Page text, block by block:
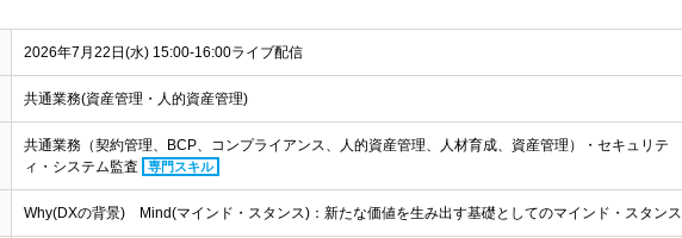
2026年7月22日(水) 15:00-16:00ライブ配信
共通業務(資産管理・人的資産管理)
共通業務（契約管理、BCP、コンプライアンス、人的資産管理、人材育成、資産管理）・セキュリテ
ィ・システム監査
専門スキル
Why(DXの背景) Mind(マインド・スタンス)：新たな価値を生み出す基礎としてのマインド・スタンス